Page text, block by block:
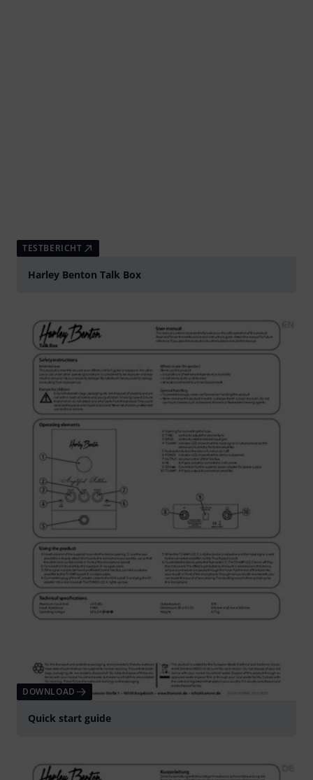
TESTBERICHT
Harley Benton Talk Box
DOWNLOAD
Quick start guide